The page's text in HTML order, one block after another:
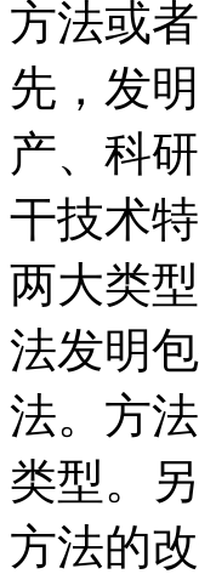
方法或
先，发
产、科
干技术
两大类
法发明
法。方
类型。
方法